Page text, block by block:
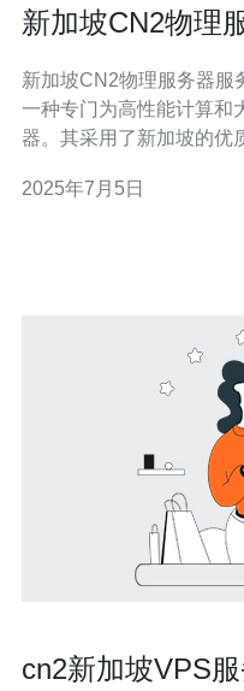
新加坡CN2物理
新加坡CN2物理服务器服务优势 新加坡CN2物
一种专门为高性能计算和
器。其采用了新加坡的优
器采用最新的硬件设备和
2025年7月5日
cn2新加坡VPS